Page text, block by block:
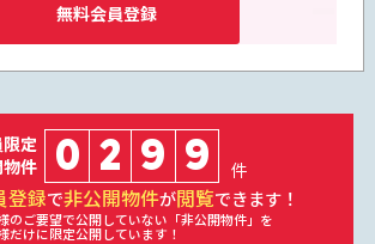
無料会員登録
定
件
0 2 9 9 件
登録で非公開物件が閲覧できます！
のご要望で公開していない「非公開物件」を
だけに限定公開しています！